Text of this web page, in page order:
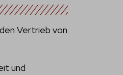
Vertrieb von
und